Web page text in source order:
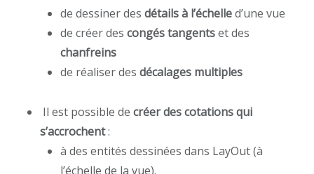
de dessiner des détails à l’échelled’une vue
de créer des congés tangentset des
chanfreins
de réaliser des décalages multiples
Il est possible decréer des cotations qui
s’accrochent:
à des entités dessinées dans LayOut (à
l’échelle de la vue).